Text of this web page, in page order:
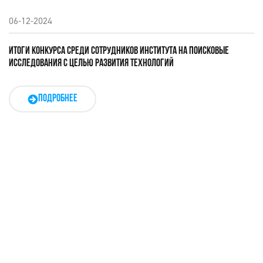
06-12-2024
ИТОГИ КОНКУРСА СРЕДИ СОТРУДНИКОВ ИНСТИТУТА НА ПОИСКОВЫЕ
ИССЛЕДОВАНИЯ С ЦЕЛЬЮ РАЗВИТИЯ ТЕХНОЛОГИЙ
ПОДРОБНЕЕ